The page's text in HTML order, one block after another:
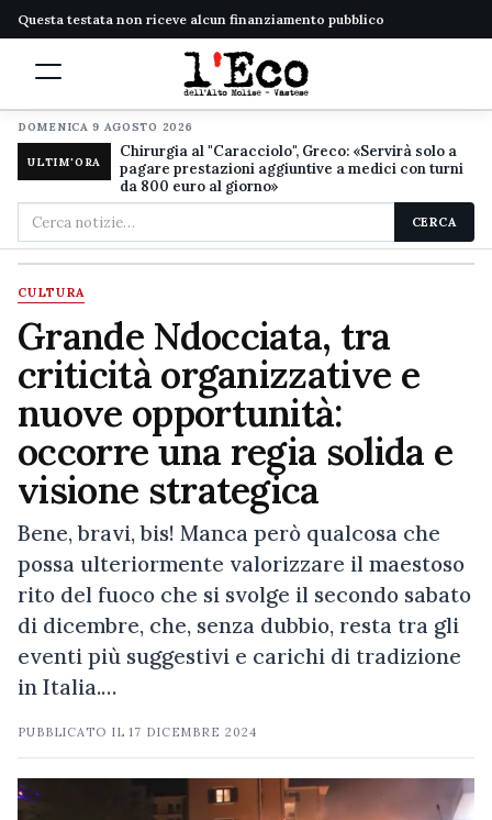
Questa testata non riceve alcun finanziamento pubblico
DOMENICA 9 AGOSTO 2026
ULTIM'ORA
Chirurgia al "Caracciolo", Greco: «Servirà solo a
pagare prestazioni aggiuntive a medici con turni
da 800 euro al giorno»
Cerca
nel
sito
CERCA
CULTURA
Grande Ndocciata, tra
criticità organizzative e
nuove opportunità:
occorre una regia solida e
visione strategica
Bene, bravi, bis! Manca però qualcosa che
possa ulteriormente valorizzare il maestoso
rito del fuoco che si svolge il secondo sabato
di dicembre, che, senza dubbio, resta tra gli
eventi più suggestivi e carichi di tradizione
in Italia.…
PUBBLICATO IL17 DICEMBRE 2024